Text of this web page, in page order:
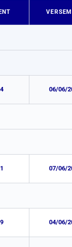
06/06/
07/06/
04/06/